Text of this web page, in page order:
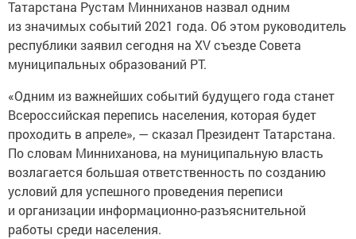
Татарстана Рустам Минниханов назвал одним
из значимых событий 2021 года. Об этом руководитель
республики заявил сегодня на XV съезде Совета
муниципальных образований РТ.
«Одним из важнейших событий будущего года станет
Всероссийская перепись населения, которая будет
проходить в апреле», — сказал Президент Татарстана.
По словам Минниханова, на муниципальную власть
возлагается большая ответственность по созданию
условий для успешного проведения переписи
и организации информационно-разъяснительной
работы среди населения.